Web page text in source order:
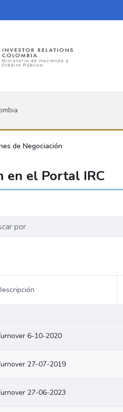
de Negociación
en el Portal IRC
6-10-2020
27-07-2019
27-06-2023